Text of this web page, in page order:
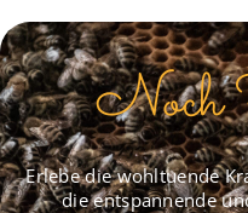
Noch
Erlebe die wohltuende
die entspannende